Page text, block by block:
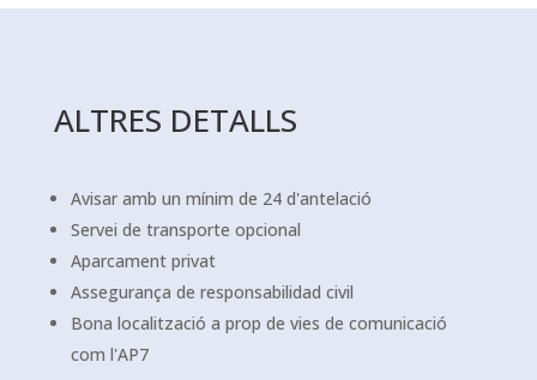
ALTRES DETALLS
Avisar amb un mínim de 24 d'antelació
Servei de transporte opcional
Aparcament privat
Assegurança de responsabilidad civil
Bona localització a prop de vies de comunicació
com l'AP7